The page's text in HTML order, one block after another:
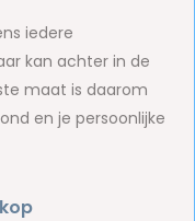
iedere
kan achter in de
maat is daarom
en je persoonlijke